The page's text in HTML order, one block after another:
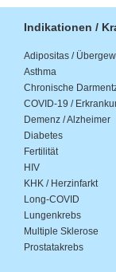
Indikationen /
Adipositas /
Asthma
Chronische
COVID-19 /
Demenz / Alzheimer
Diabetes
Fertilität
HIV
KHK / Herzinfarkt
Long-COVID
Lungenkrebs
Multiple Sklerose
Prostatakrebs